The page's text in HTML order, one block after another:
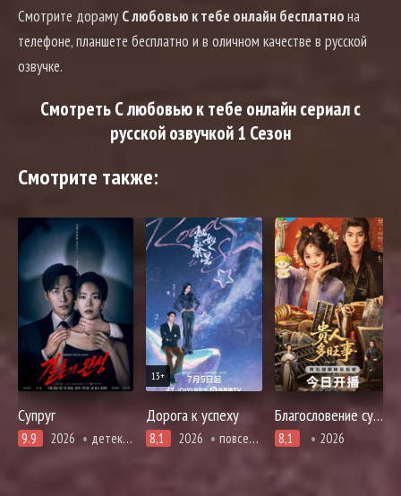
Смотрите дорамуС любовью к тебе онлайн бесплатнона
телефоне, планшете бесплатно и в оличном качестве в русской
озвучке.
Смотреть С любовью к тебе онлайн сериал с
русской озвучкой 1 Сезон
Смотрите также:
Супруг
9.9 2026 детектив, триллер
13+
Дорога к успеху
8,1 2026 повседневность, романтика, спорт
Благословение судьбы
8,1 2026